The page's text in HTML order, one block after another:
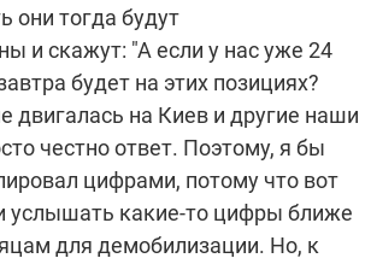
они тогда будут
и скажут: "А если у нас уже 24
будет на этих позициях?
двигалась на Киев и другие наши
честно ответ. Поэтому, я бы
цифрами, потому что вот
услышать какие-то цифры ближе
для демобилизации. Но, к